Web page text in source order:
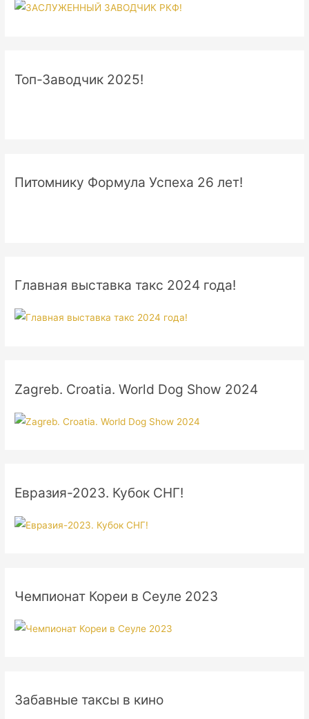
Топ-Заводчик 2025!
Питомнику Формула Успеха 26 лет!
Главная выставка такс 2024 года!
Zagreb. Croatia. World Dog Show 2024
Евразия-2023. Кубок СНГ!
Чемпионат Кореи в Сеуле 2023
Забавные таксы в кино